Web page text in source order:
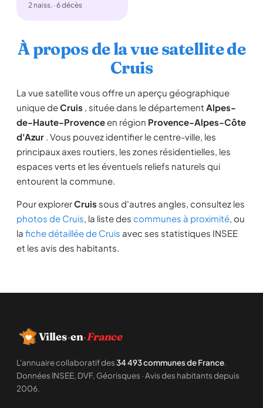
2 naiss. · 6 décès
À propos de la vue satellite de
Cruis
La vue satellite vous offre un aperçu géographique
unique deCruis , située dans le département Alpes-
de-Haute-Provenceen région Provence-Alpes-Côte
d'Azur . Vous pouvez identifier le centre-ville, les
principaux axes routiers, les zones résidentielles, les
espaces verts et les éventuels reliefs naturels qui
entourent la commune.
Pour explorerCruis sous d'autres angles, consultez les
photos de Cruis, la liste des communes à proximité, ou
la fiche détaillée de Cruis avec ses statistiques INSEE
et les avis des habitants.
Villes·en·France
L'annuaire collaboratif des34 493 communes de France.
Données INSEE, DVF, Géorisques · Avis des habitants depuis
2006.